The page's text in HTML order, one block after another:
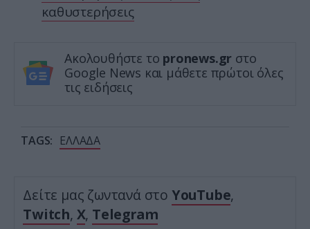
καθυστερήσεις
Ακολουθήστε το pronews.gr στο
Google News και μάθετε πρώτοι όλες
τις ειδήσεις
TAGS: ΕΛΛΑΔΑ
Δείτε μας ζωντανά στο YouTube,
Twitch, X, Telegram